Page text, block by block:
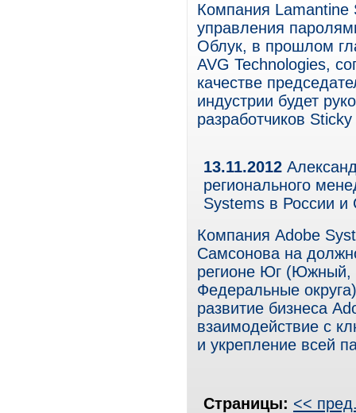
Компания Lamantine
управления
Облук, в прошлом
AVG Technologies,
качестве
индустрии будет
разработчиков
13.11.2012
регионального
Systems в России и
Компания Adobe
Самсонова на
регионе Юг (Южный,
Федеральные
развитие бизнеса
взаимодействие с
и укрепление всей
Страницы: <<